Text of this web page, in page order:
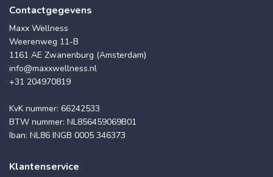
Contactgegevens
Maxx Wellness
Weerenweg 11-B
1161 AE Zwanenburg (Amsterdam)
info@maxxwellness.nl
+31 204970819
KvK nummer: 66242533
BTW nummer: NL856459069B01
Iban: NL86 INGB 0005 346373
Klantenservice